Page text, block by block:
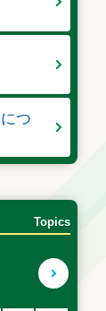
つ
Topics